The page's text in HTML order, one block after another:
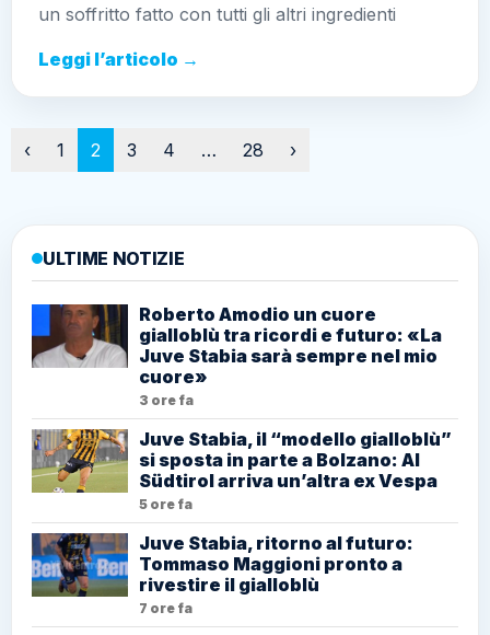
un soffritto fatto con tutti gli altri ingredienti
Leggi l’articolo →
Paginazione
‹ 1 2 3 4 … 28 ›
ULTIME NOTIZIE
Roberto Amodio un cuore
gialloblù tra ricordi e futuro: «La
Juve Stabia sarà sempre nel mio
cuore»
3 ore fa
Juve Stabia, il “modello gialloblù”
si sposta in parte a Bolzano: Al
Südtirol arriva un’altra ex Vespa
5 ore fa
Juve Stabia, ritorno al futuro:
Tommaso Maggioni pronto a
rivestire il gialloblù
7 ore fa